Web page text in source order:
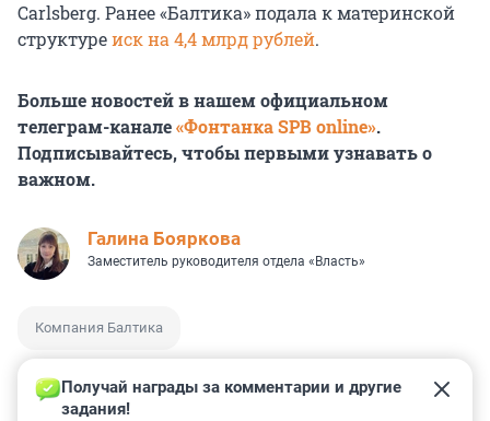
Carlsberg. Ранее «Балтика» подала к материнской
структуреиск на 4,4 млрд рублей.
Больше новостей в нашем официальном
телеграм-канале«Фонтанка SPB online».
Подписывайтесь, чтобы первыми узнавать о
важном.
Галина Бояркова
Заместитель руководителя отдела «Власть»
Компания Балтика
Получай награды за комментарии и другие
задания!